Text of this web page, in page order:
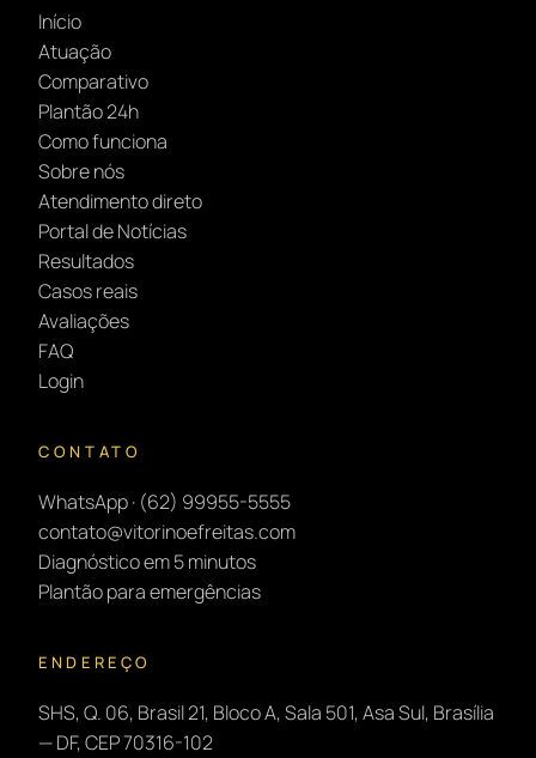
Início
Atuação
Comparativo
Plantão 24h
Como funciona
Sobre nós
Atendimento direto
Portal de Notícias
Resultados
Casos reais
Avaliações
FAQ
Login
CONTATO
WhatsApp · (62) 99955-5555
contato@vitorinoefreitas.com
Diagnóstico em 5 minutos
Plantão para emergências
ENDEREÇO
SHS, Q. 06, Brasil 21, Bloco A, Sala 501, Asa Sul, Brasília
— DF, CEP 70316-102